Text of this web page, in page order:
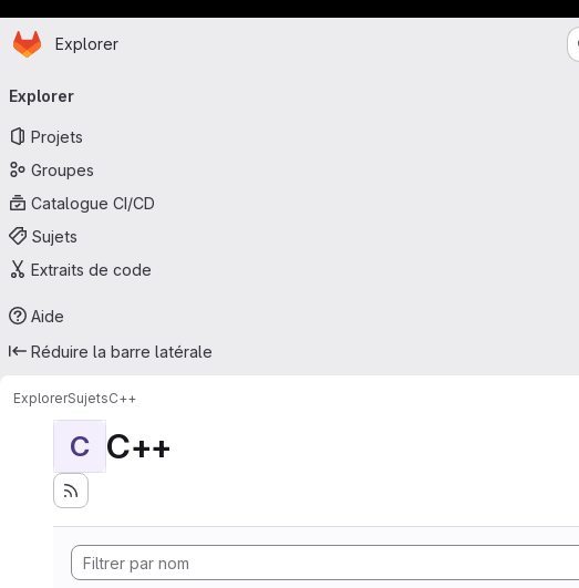
Passer au contenu principal
Page d'accueil
Explorer
principale
Explorer
Projets
Groupes
Catalogue CI/CD
Sujets
Extraits de code
Aide
Réduire la barre latérale
ExplorerSujetsC++
C C++